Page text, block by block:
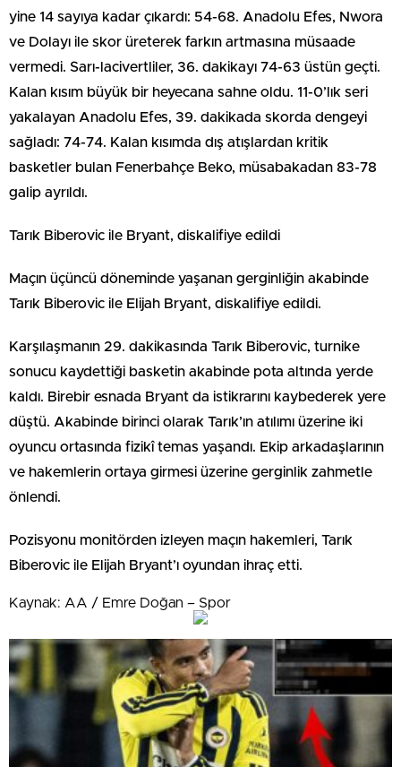
yine 14 sayıya kadar çıkardı: 54-68. Anadolu Efes, Nwora
ve Dolayı ile skor üreterek farkın artmasına müsaade
vermedi. Sarı-lacivertliler, 36. dakikayı 74-63 üstün geçti.
Kalan kısım büyük bir heyecana sahne oldu. 11-0’lık seri
yakalayan Anadolu Efes, 39. dakikada skorda dengeyi
sağladı: 74-74. Kalan kısımda dış atışlardan kritik
basketler bulan Fenerbahçe Beko, müsabakadan 83-78
galip ayrıldı.
Tarık Biberovic ile Bryant, diskalifiye edildi
Maçın üçüncü döneminde yaşanan gerginliğin akabinde
Tarık Biberovic ile Elijah Bryant, diskalifiye edildi.
Karşılaşmanın 29. dakikasında Tarık Biberovic, turnike
sonucu kaydettiği basketin akabinde pota altında yerde
kaldı. Birebir esnada Bryant da istikrarını kaybederek yere
düştü. Akabinde birinci olarak Tarık’ın atılımı üzerine iki
oyuncu ortasında fizikî temas yaşandı. Ekip arkadaşlarının
ve hakemlerin ortaya girmesi üzerine gerginlik zahmetle
önlendi.
Pozisyonu monitörden izleyen maçın hakemleri, Tarık
Biberovic ile Elijah Bryant’ı oyundan ihraç etti.
Kaynak: AA / Emre Doğan – Spor